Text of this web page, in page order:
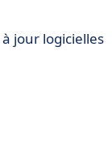
jour logicielles